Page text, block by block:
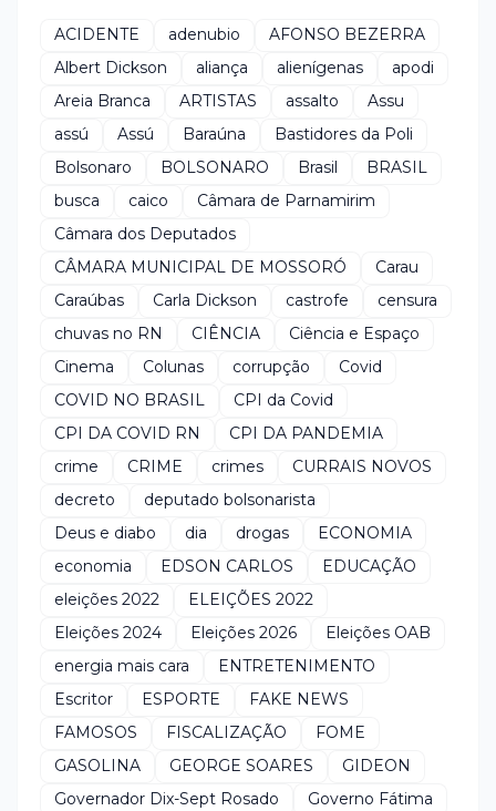
ACIDENTE adenubio
AFONSO BEZERRA
Albert Dickson
aliança alienígenas
apodi
Areia Branca
ARTISTAS assalto
Assu
assú
Assú Baraúna
Bastidores da Poli
Bolsonaro
BOLSONARO Brasil
BRASIL
busca
caico
Câmara de Parnamirim
Câmara dos Deputados
CÂMARA MUNICIPAL DE MOSSORÓ
Carau
Caraúbas
Carla Dickson castrofe
censura
chuvas no RN
CIÊNCIA
Ciência e Espaço
Cinema
Colunas corrupção
Covid
COVID NO BRASIL
CPI da Covid
CPI DA COVID RN
CPI DA PANDEMIA
crime
CRIME crimes
CURRAIS NOVOS
decreto
deputado bolsonarista
Deus e diabo
dia drogas
ECONOMIA
economia
EDSON CARLOS
EDUCAÇÃO
eleições 2022
ELEIÇÕES 2022
Eleições 2024
Eleições 2026
Eleições OAB
energia mais cara
ENTRETENIMENTO
Escritor
ESPORTE
FAKE NEWS
FAMOSOS
FISCALIZAÇÃO
FOME
GASOLINA
GEORGE SOARES
GIDEON
Governador Dix-Sept Rosado
Governo Fátima